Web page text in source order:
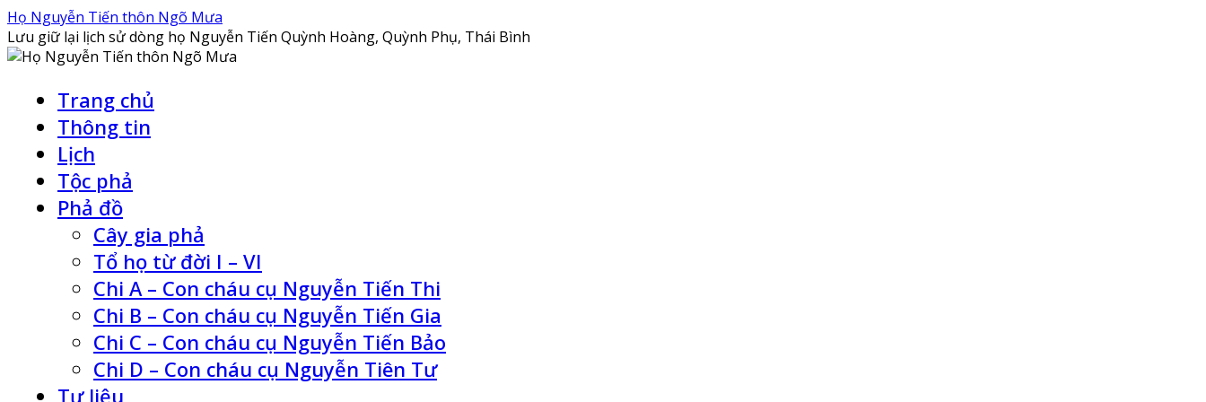
Skip
to
content
Họ Nguyễn Tiến thôn Ngõ Mưa
Lưu giữ lại lịch sử dòng họ Nguyễn Tiến Quỳnh Hoàng, Quỳnh Phụ, Thái Bình
Trang chủ
Thông tin
Lịch
Tộc phả
Phả đồ
Cây gia phả
Tổ họ từ đời I – VI
Chi A – Con cháu cụ Nguyễn Tiến Thi
Chi B – Con cháu cụ Nguyễn Tiến Gia
Chi C – Con cháu cụ Nguyễn Tiến Bảo
Chi D – Con cháu cụ Nguyễn Tiên Tư
Tư liệu